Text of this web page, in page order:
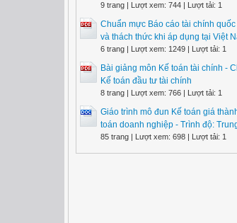
9 trang | Lượt xem: 744 | Lượt tải: 1
Chuẩn mực Báo cáo tài chính
và thách thức khi áp dụng tại Việt
6 trang | Lượt xem: 1249 | Lượt tải: 1
Bài giảng môn Kế toán tài chính -
Kế toán đầu tư tài chính
8 trang | Lượt xem: 766 | Lượt tải: 1
Giáo trình mô đun Kế toán giá
toán doanh nghiệp - Trình độ:
85 trang | Lượt xem: 698 | Lượt tải: 1